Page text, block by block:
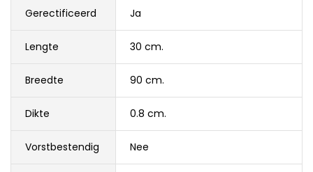
Gerectificeerd Ja
Lengte 30 cm.
Breedte 90 cm.
Dikte 0.8 cm.
Vorstbestendig Nee